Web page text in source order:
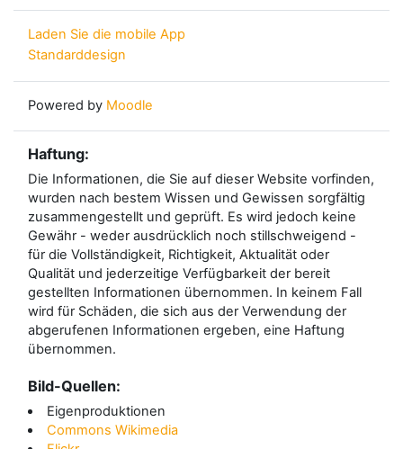
Laden Sie die mobile App
Standarddesign
Powered by Moodle
Haftung:
Die Informationen, die Sie auf dieser Website vorfinden,
wurden nach bestem Wissen und Gewissen sorgfältig
zusammengestellt und geprüft. Es wird jedoch keine
Gewähr - weder ausdrücklich noch stillschweigend -
für die Vollständigkeit, Richtigkeit, Aktualität oder
Qualität und jederzeitige Verfügbarkeit der bereit
gestellten Informationen übernommen. In keinem Fall
wird für Schäden, die sich aus der Verwendung der
abgerufenen Informationen ergeben, eine Haftung
übernommen.
Bild-Quellen:
Eigenproduktionen
Commons Wikimedia